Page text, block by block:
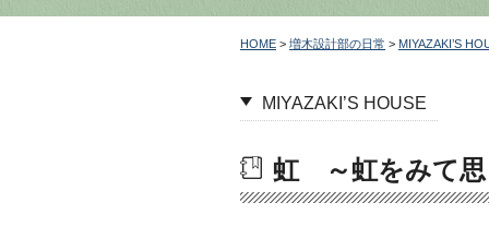
HOME > 増木設計部の日常 > MIYAZAKI’S
MIYAZAKI’S HOUSE
虹 ～虹をみて思